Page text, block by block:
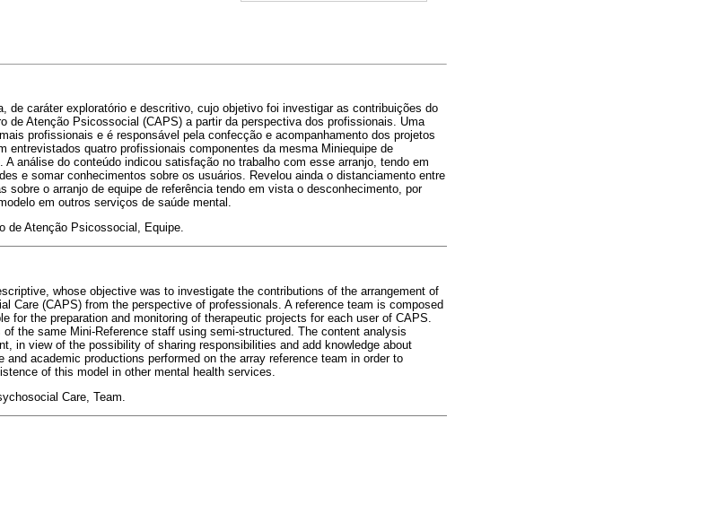
de caráter exploratório e descritivo, cujo objetivo foi investigar as contribuições do
de Atenção Psicossocial (CAPS) a partir da perspectiva dos profissionais. Uma
profissionais e é responsável pela confecção e acompanhamento dos projetos
entrevistados quatro profissionais componentes da mesma Miniequipe de
A análise do conteúdo indicou satisfação no trabalho com esse arranjo, tendo em
e somar conhecimentos sobre os usuários. Revelou ainda o distanciamento entre
sobre o arranjo de equipe de referência tendo em vista o desconhecimento, por
em outros serviços de saúde mental.
de Atenção Psicossocial, Equipe.
whose objective was to investigate the contributions of the arrangement of
Care (CAPS) from the perspective of professionals. A reference team is composed
for the preparation and monitoring of therapeutic projects for each user of CAPS.
the same Mini-Reference staff using semi-structured. The content analysis
in view of the possibility of sharing responsibilities and add knowledge about
academic productions performed on the array reference team in order to
of this model in other mental health services.
Care, Team.